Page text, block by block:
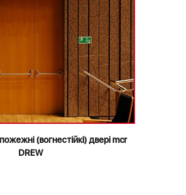
(вогнестійкі) двері mcr
DREW